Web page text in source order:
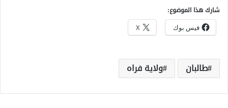
شارك هذا الموضوع:
فيس بوك X
طالبان ولاية فراه